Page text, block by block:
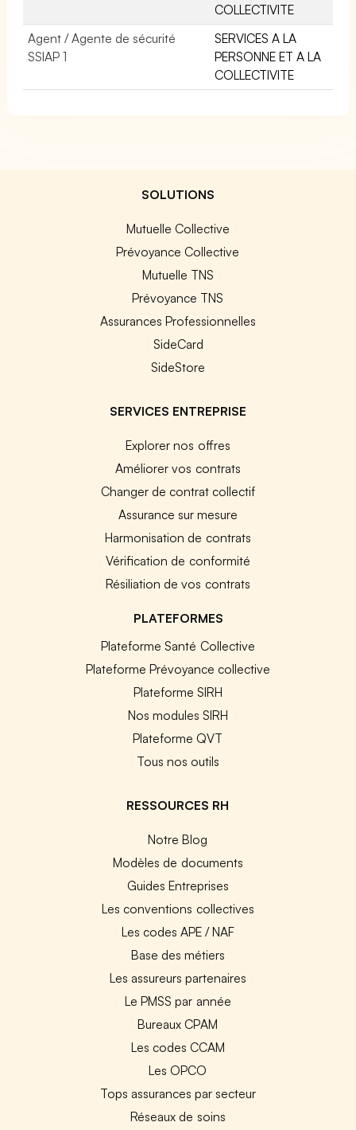
COLLECTIVITE
Agent / Agente de sécurité
SSIAP 1
SERVICES A LA
PERSONNE ET A LA
COLLECTIVITE
SOLUTIONS
Mutuelle Collective
Prévoyance Collective
Mutuelle TNS
Prévoyance TNS
Assurances Professionnelles
SideCard
SideStore
SERVICES ENTREPRISE
Explorer nos offres
Améliorer vos contrats
Changer de contrat collectif
Assurance sur mesure
Harmonisation de contrats
Vérification de conformité
Résiliation de vos contrats
PLATEFORMES
Plateforme Santé Collective
Plateforme Prévoyance collective
Plateforme SIRH
Nos modules SIRH
Plateforme QVT
Tous nos outils
RESSOURCES RH
Notre Blog
Modèles de documents
Guides Entreprises
Les conventions collectives
Les codes APE / NAF
Base des métiers
Les assureurs partenaires
Le PMSS par année
Bureaux CPAM
Les codes CCAM
Les OPCO
Tops assurances par secteur
Réseaux de soins